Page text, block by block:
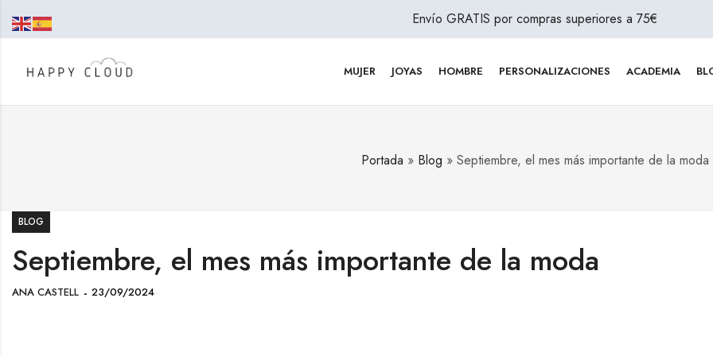
Envío GRATIS por compras superiores a 75€
MUJER JOYAS HOMBRE PERSONALIZACIONES ACADEMIA
Portada » Blog » Septiembre, el mes más importante de la moda
BLOG
Septiembre, el mes más importante de la moda
ANA CASTELL 23/09/2024